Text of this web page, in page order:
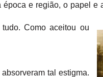
e região, o papel e
Como aceitou ou
tal estigma.